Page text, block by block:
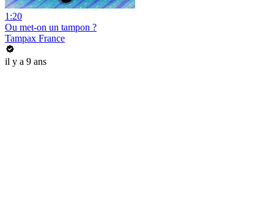
1:20
Ou met-on un tampon ?
Tampax France
il y a 9 ans